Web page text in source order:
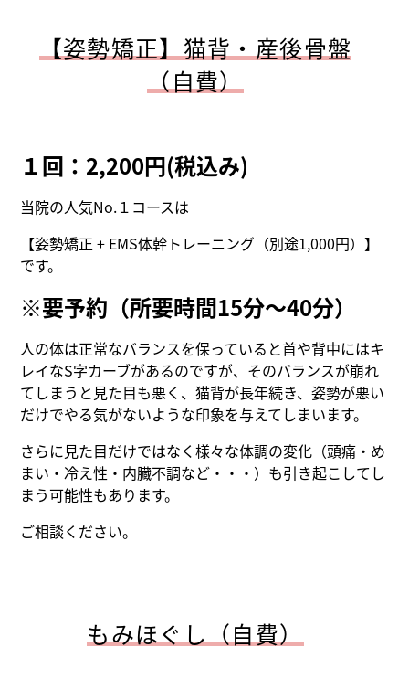
【姿勢矯正】猫背・産後骨盤
（自費）
１回：2,200円(税込み)
当院の人気No.１コースは
【姿勢矯正 + EMS体幹トレーニング（別途1,000円）】
です。
※要予約（所要時間15分～40分）
人の体は正常なバランスを保っていると首や背中にはキ
レイなS字カーブがあるのですが、そのバランスが崩れ
てしまうと見た目も悪く、猫背が長年続き、姿勢が悪い
だけでやる気がないような印象を与えてしまいます。
さらに見た目だけではなく様々な体調の変化（頭痛・め
まい・冷え性・内臓不調など・・・）も引き起こしてし
まう可能性もあります。
ご相談ください。
もみほぐし（自費）